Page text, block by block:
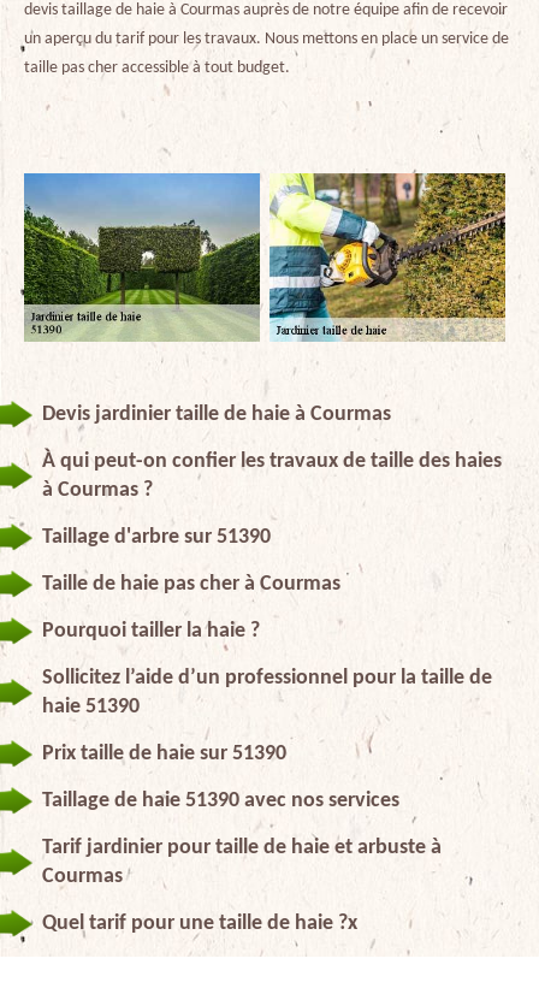
devis taillage de haie à Courmas auprès de notre équipe afin de recevoir
un aperçu du tarif pour les travaux. Nous mettons en place un service de
taille pas cher accessible à tout budget.
Devis jardinier taille de haie à Courmas
À qui peut-on confier les travaux de taille des haies
à Courmas ?
Taillage d'arbre sur 51390
Taille de haie pas cher à Courmas
Pourquoi tailler la haie ?
Sollicitez l’aide d’un professionnel pour la taille de
haie 51390
Prix taille de haie sur 51390
Taillage de haie 51390 avec nos services
Tarif jardinier pour taille de haie et arbuste à
Courmas
Quel tarif pour une taille de haie ?x